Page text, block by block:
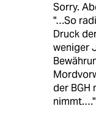
Sorry.
"…So
Druck
weniger
der BGH
nimmt.…"